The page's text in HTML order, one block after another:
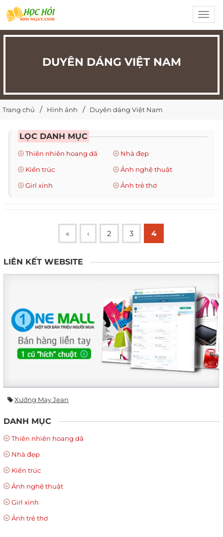
DUYÊN DÁNG VIỆT NAM
Trang chủ Hình ảnh Duyên dáng Việt Nam
LỌC DANH MỤC
Thiên nhiên hoang dã
Nhà đẹp
Kiến trúc
Ảnh nghệ thuật
Girl xinh
Ảnh trẻ thơ
« ‹ 2 3 4
LIÊN KẾT WEBSITE
Xưởng May Jean
DANH MỤC
Thiên nhiên hoang dã
Nhà đẹp
Kiến trúc
Ảnh nghệ thuật
Girl xinh
Ảnh trẻ thơ